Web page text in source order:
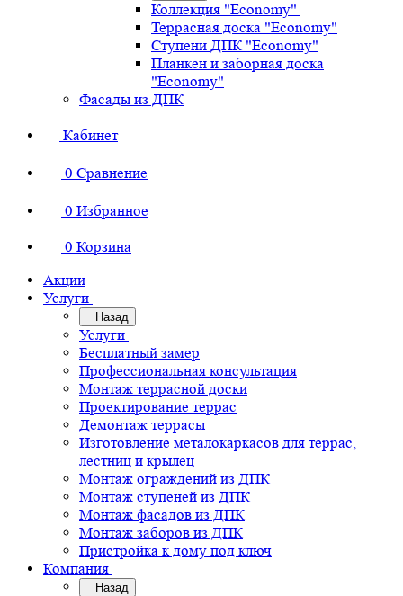
Коллекция "Economy"
Террасная доска "Economy"
Ступени ДПК "Economy"
Планкен и заборная доска
"Economy"
Фасады из ДПК
Кабинет
0 Сравнение
0 Избранное
0 Корзина
Акции
Услуги
Назад
Услуги
Бесплатный замер
Профессиональная консультация
Монтаж террасной доски
Проектирование террас
Демонтаж террасы
Изготовление металокаркасов для террас,
лестниц и крылец
Монтаж ограждений из ДПК
Монтаж ступеней из ДПК
Монтаж фасадов из ДПК
Монтаж заборов из ДПК
Пристройка к дому под ключ
Компания
Назад